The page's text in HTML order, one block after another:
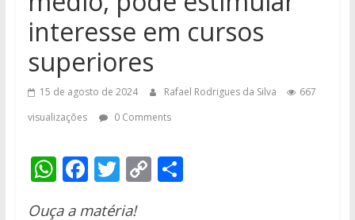
interesse em cursos
superiores
15 de agosto de 2024 Rafael Rodrigues da Silva
667
visualizações
0 Comments
W F T C S
Ouça a matéria!